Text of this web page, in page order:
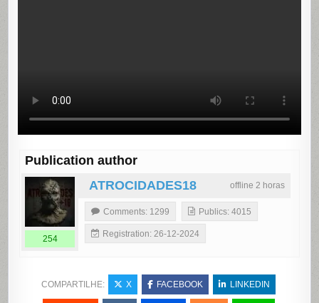
Publication author
offline 2 horas
ATROCIDADES18
254
Comments: 1299 Publics: 4015
Registration: 26-12-2024
COMPARTILHE: X FACEBOOK LINKEDIN